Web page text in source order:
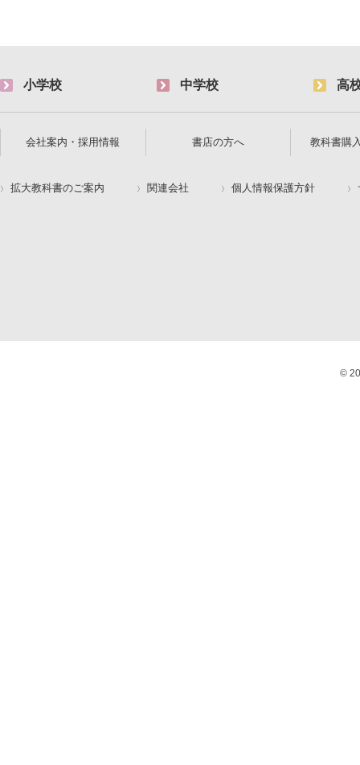
小学校 中学校 高
会社案内・採用情報 書店の方へ 教科書購
拡大教科書のご案内 関連会社 個人情報保護方針
©